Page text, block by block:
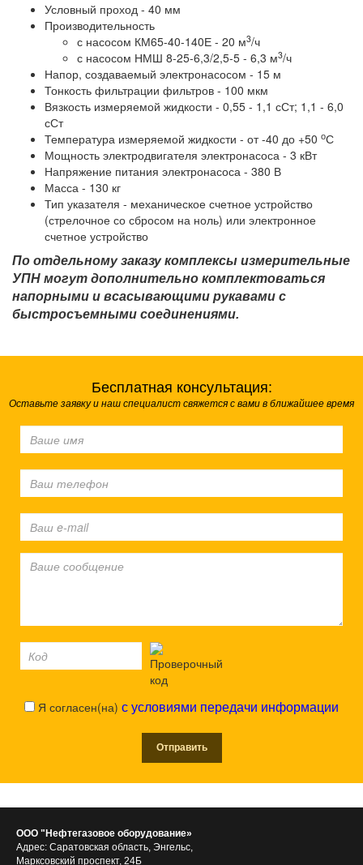
Условный проход - 40 мм
Производительность
с насосом КМ65-40-140Е - 20 м3/ч
с насосом НМШ 8-25-6,3/2,5-5 - 6,3 м3/ч
Напор, создаваемый электронасосом - 15 м
Тонкость фильтрации фильтров - 100 мкм
Вязкость измеряемой жидкости - 0,55 - 1,1 сСт; 1,1 - 6,0
сСт
Температура измеряемой жидкости - от -40 до +50 оС
Мощность электродвигателя электронасоса - 3 кВт
Напряжение питания электронасоса - 380 В
Масса - 130 кг
Тип указателя - механическое счетное устройство
(стрелочное со сбросом на ноль) или электронное
счетное устройство
По отдельному заказу комплексы измерительные
УПН могут дополнительно комплектоваться
напорными и всасывающими рукавами с
быстросъемными соединениями.
Бесплатная консультация:
Оставьте заявку и наш специалист свяжется с вами в ближайшее время
Я согласен(на) с условиями передачи информации
ООО "Нефтегазовое оборудование»
Адрес: Саратовская область, Энгельс,
Марксовский проспект, 24Б